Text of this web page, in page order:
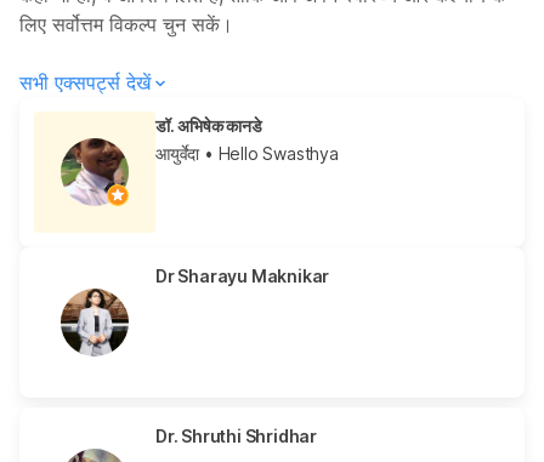
लिए सर्वोत्तम विकल्प चुन सकें।
सभी एक्सपर्ट्स देखें
डॉ. अभिषेक कानडे
आयुर्वेदा• Hello Swasthya
Dr Sharayu Maknikar
Dr. Shruthi Shridhar